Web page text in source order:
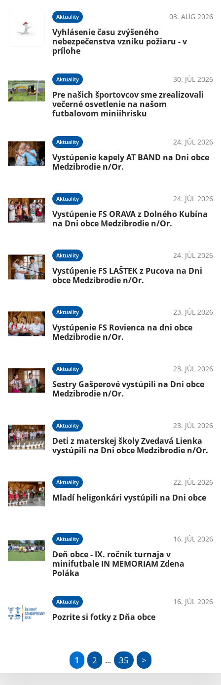
Aktuality 03. AUG 2026
Vyhlásenie času zvýšeného
nebezpečenstva vzniku požiaru - v
prílohe
Aktuality 30. JÚL 2026
Pre našich športovcov sme zrealizovali
večerné osvetlenie na našom
futbalovom miniihrisku
Aktuality 24. JÚL 2026
Vystúpenie kapely AT BAND na Dni obce
Medzibrodie n/Or.
Aktuality 24. JÚL 2026
Vystúpenie FS ORAVA z Dolného Kubína
na Dni obce Medzibrodie n/Or.
Aktuality 24. JÚL 2026
Vystúpenie FS LAŠTEK z Pucova na Dni
obce Medzibrodie n/Or.
Aktuality 23. JÚL 2026
Vystúpenie FS Rovienca na dni obce
Medzibrodie n/Or.
Aktuality 23. JÚL 2026
Sestry Gašperové vystúpili na Dni obce
Medzibrodie n/Or.
Aktuality 23. JÚL 2026
Deti z materskej školy Zvedavá Lienka
vystúpili na Dni obce Medzibrodie n/Or.
Aktuality 22. JÚL 2026
Mladí heligonkári vystúpili na Dni obce
Aktuality 16. JÚL 2026
Deň obce - IX. ročník turnaja v
minifutbale IN MEMORIAM Zdena
Poláka
Aktuality 16. JÚL 2026
Pozrite si fotky z Dňa obce
1 2 ... 35 >